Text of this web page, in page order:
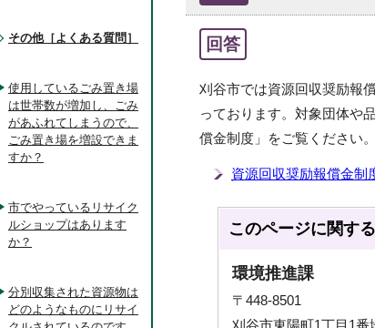
回答
刈谷市では資源回収奨励報
っております。対象団体や
償金制度」をご覧ください。
資源回収奨励報償金制
このページに関する
環境推進課
〒448-8501
刈谷市東陽町1丁目1番
その他［よくある質問］
使用しているごみ置き場
は世帯数が増加し、ごみ
があふれてしまうので、
ごみ置き場を増設できま
すか？
市でやっているリサイク
ルショップはあります
か？
分別収集された資源物は
どのようなものにリサイ